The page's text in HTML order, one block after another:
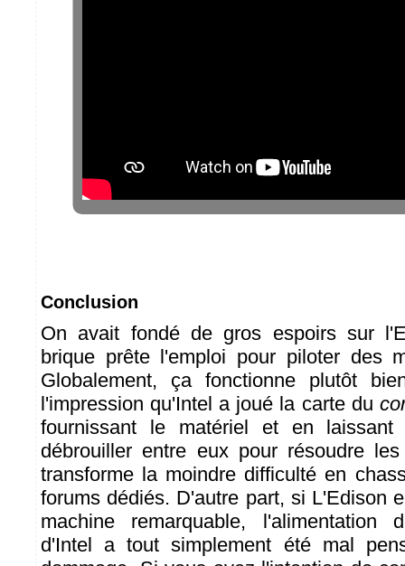
Conclusion
On avait fondé de gros espoirs sur
brique prête l'emploi pour piloter des
Globalement, ça fonctionne plutôt
l'impression qu'Intel a joué la carte du
fournissant le matériel et en laissant
débrouiller entre eux pour résoudre
transforme la moindre difficulté en
forums dédiés. D'autre part, si L'Edison
machine remarquable, l'alimentation
d'Intel a tout simplement été mal